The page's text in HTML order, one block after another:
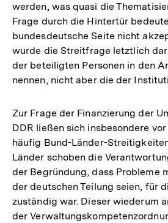
werden, was quasi die
Frage durch die Hintertür
bundesdeutsche Seite nicht
wurde die Streitfrage letztlich
der beteiligten Personen in den
nennen, nicht aber die der
Zur Frage der Finanzierung der
DDR ließen sich insbesondere
häufig Bund-Länder-
Länder schoben die
der Begründung, dass Probleme
der deutschen Teilung seien, für
zuständig war. Dieser wiederum
der